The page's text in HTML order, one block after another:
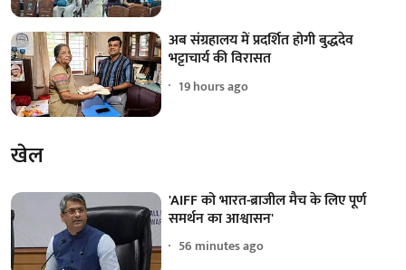
अब संग्रहालय में प्रदर्शित होगी बुद्धदेव
भट्टाचार्य की विरासत
19 hours ago
खेल
'AIFF को भारत-ब्राजील मैच के लिए पूर्ण
समर्थन का आश्वासन'
56 minutes ago